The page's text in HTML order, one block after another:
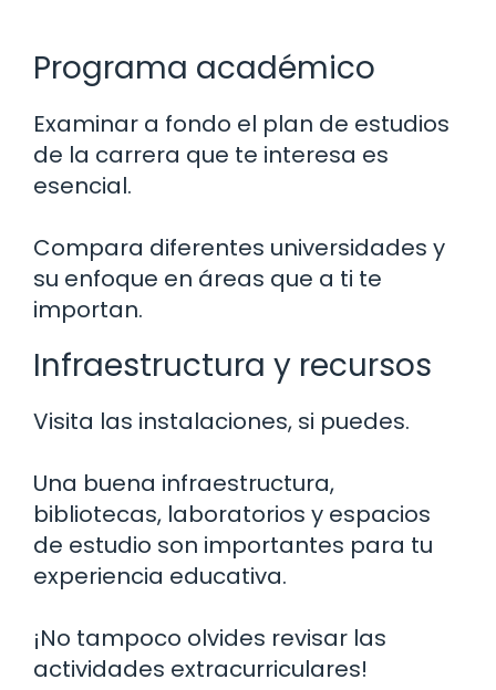
Programa académico
Examinar a fondo el plan de estudios
de la carrera que te interesa es
esencial.
Compara diferentes universidades y
su enfoque en áreas que a ti te
importan.
Infraestructura y recursos
Visita las instalaciones, si puedes.
Una buena infraestructura,
bibliotecas, laboratorios y espacios
de estudio son importantes para tu
experiencia educativa.
¡No tampoco olvides revisar las
actividades extracurriculares!